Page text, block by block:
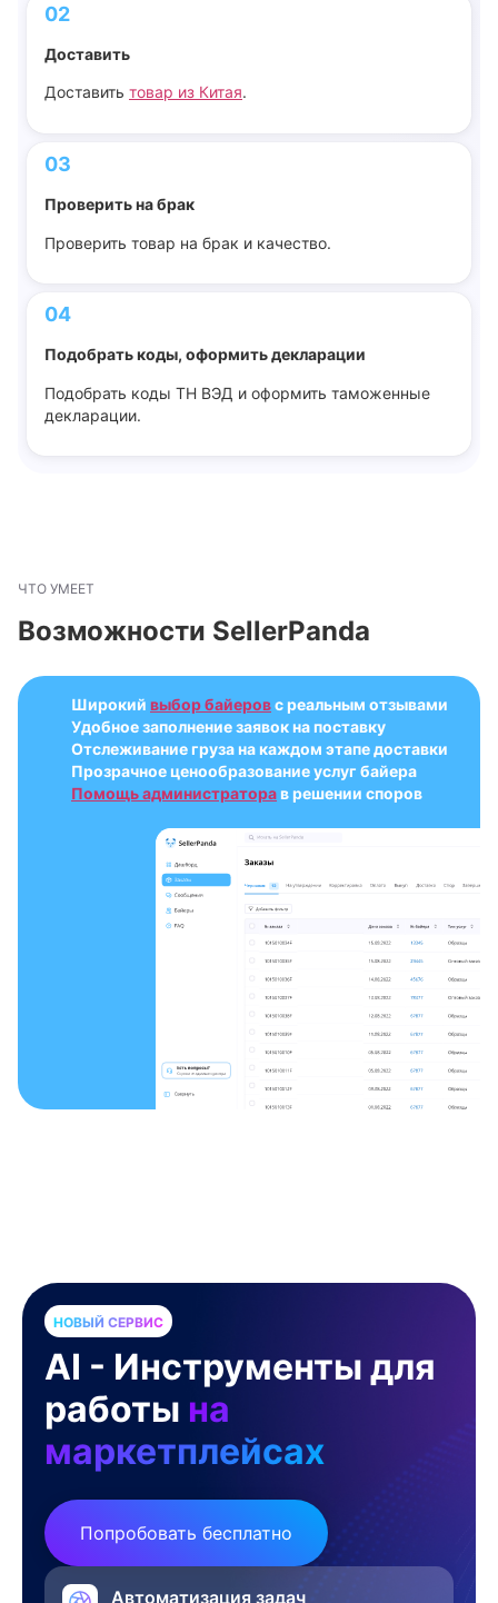
02
Доставить
Доставить товар из Китая.
03
Проверить на брак
Проверить товар на брак и качество.
04
Подобрать коды, оформить декларации
Подобрать коды ТН ВЭД и оформить таможенные
декларации.
ЧТО УМЕЕТ
Возможности SellerPanda
Широкий выбор байеровс реальным отзывами
Удобное заполнение заявок на поставку
Отслеживание груза на каждом этапе доставки
Прозрачное ценообразование услуг байера
Помощь администраторав решении споров
НОВЫЙ СЕРВИС
AI - Инструменты для
работы на
маркетплейсах
Попробовать бесплатно
Автоматизация задач